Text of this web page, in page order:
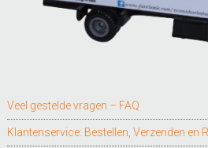
Veel gestelde vragen – FAQ
Klantenservice: Bestellen, Verzenden en